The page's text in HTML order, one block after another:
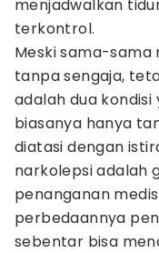
menjadwalkan
terkontrol.
Meski sama-
tanpa sengaja,
adalah dua kondisi
biasanya hanya
diatasi dengan
narkolepsi adalah
penanganan
perbedaannya
sebentar bisa